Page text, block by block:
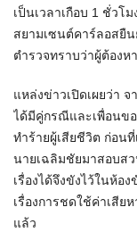
เป็นเวลาเกือบ 1 ชั่วโ
สยามเซนต์คาร์ลอสยืน
ตำรวจทราบว่าผู้ต้อง
แหล่งข่าวเปิดเผยว่า
ได้มีคู่กรณีและเพื่อนข
ทำร้ายผู้เสียชีวิต ก่อน
นายเฉลิมชัยมาสอบสว
เรื่องได้จึงขังไว้ในห้อ
เรื่องการชดใช้ค่าเสีย
แล้ว